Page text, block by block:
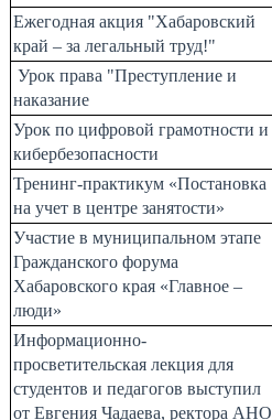
Ежегодная акция "Хабаровский
край – за легальный труд!"
Урок права "Преступление и
наказание
Урок по цифровой грамотности и
кибербезопасности
Тренинг-практикум «Постановка
на учет в центре занятости»
Участие в муниципальном этапе
Гражданского форума
Хабаровского края «Главное –
люди»
Информационно-
просветительская лекция для
студентов и педагогов выступил
от Евгения Чадаева, ректора АНО